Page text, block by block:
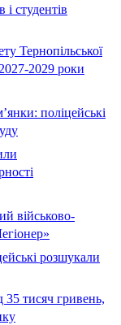
студентів
Тернопільської
2029 роки
поліцейські
військово-
розшукали
тисяч гривень,